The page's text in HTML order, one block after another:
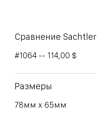
Сравнение Sachtler
#1064 -- 114,00 $
Размеры
78мм х 65мм